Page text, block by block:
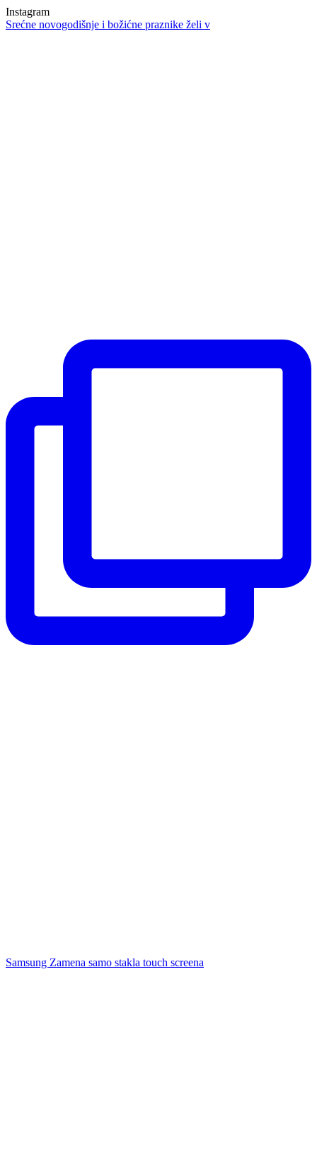
Instagram
Srećne novogodišnje i božićne praznike želi v
Samsung Zamena samo stakla touch screena